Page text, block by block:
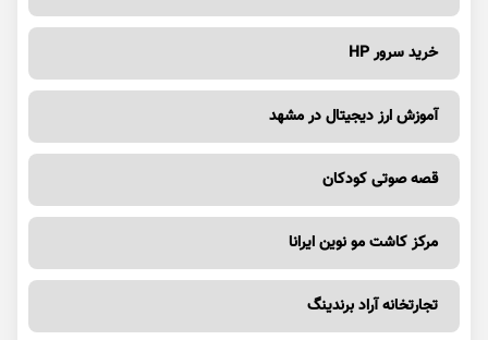
خرید سرور HP
آموزش ارز دیجیتال در مشهد
قصه صوتی کودکان
مرکز کاشت مو نوین ایرانا
تجارتخانه آراد برندینگ